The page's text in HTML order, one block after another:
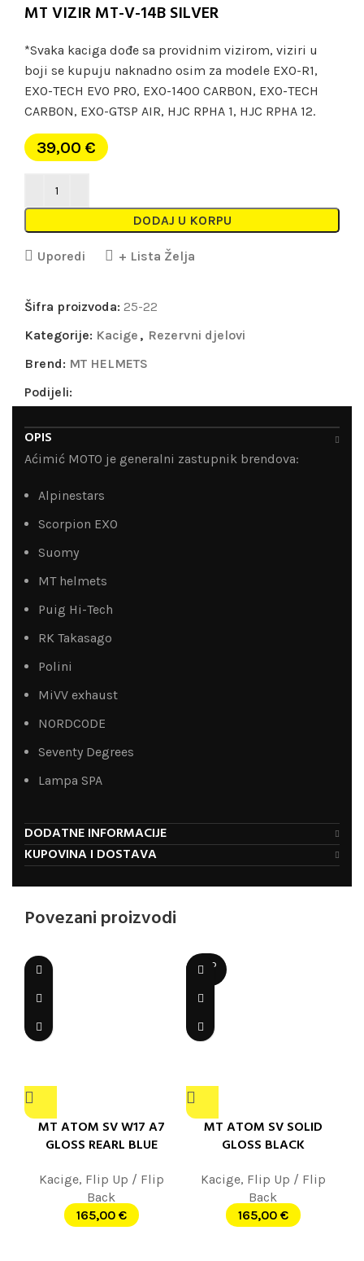
MT VIZIR MT-V-14B SILVER
*Svaka kaciga dođe sa providnim vizirom, viziri u
boji se kupuju naknadno osim za modele EXO-R1,
EXO-TECH EVO PRO, EXO-1400 CARBON, EXO-TECH
CARBON, EXO-GTSP AIR, HJC RPHA 1, HJC RPHA 12.
39,00 €
DODAJ U KORPU
Uporedi + Lista Želja
Šifra proizvoda: 25-22
Kategorije: Kacige , Rezervni djelovi
Brend: MT HELMETS
Podijeli:
OPIS
Aćimić MOTO je generalni zastupnik brendova:
Alpinestars
Scorpion EXO
Suomy
MT helmets
Puig Hi-Tech
RK Takasago
Polini
MiVV exhaust
NORDCODE
Seventy Degrees
Lampa SPA
DODATNE INFORMACIJE
KUPOVINA I DOSTAVA
Povezani proizvodi
MT ATOM SV W17 A7
GLOSS REARL BLUE
Kacige, Flip Up / Flip
Back
165,00 €
SOLD
OUT
MT ATOM SV SOLID
GLOSS BLACK
Kacige, Flip Up / Flip
Back
165,00 €